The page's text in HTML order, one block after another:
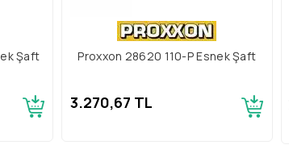
Şaft Proxxon 28620 110-P Esnek Şaft
3.270,67 TL